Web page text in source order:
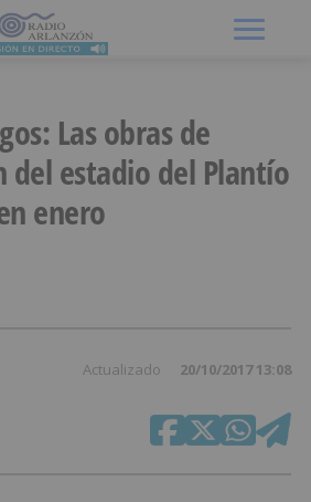
Las obras de
del estadio del Plantío
enero
Actualizado 20/10/2017 13:08